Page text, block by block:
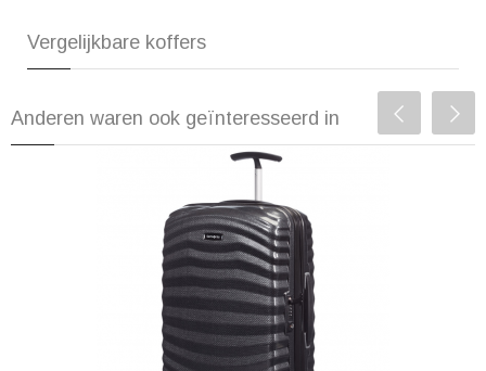
Vergelijkbare koffers
Anderen waren ook geïnteresseerd in